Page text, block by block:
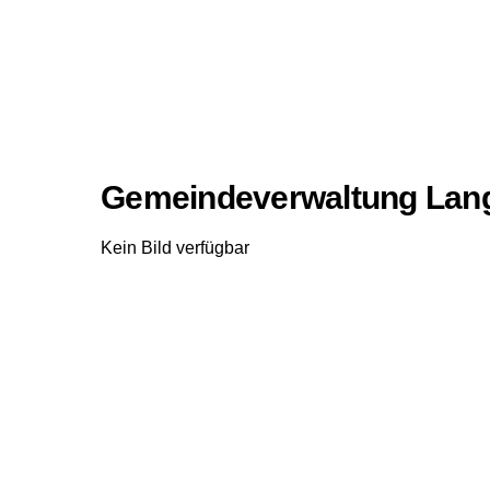
Gemeindeverwaltung
Kein Bild verfügbar